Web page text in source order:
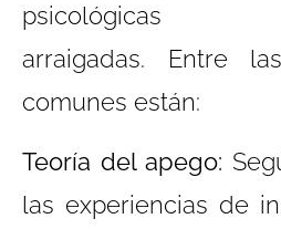
psicológicas
arraigadas. Entre
comunes están:
Teoría del apego:
las experiencias de